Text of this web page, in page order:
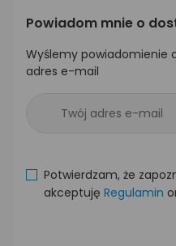
Powiadom mnie o
Wyślemy powiadomienie
adres e-mail
Potwierdzam, że
akceptuję Regulamin